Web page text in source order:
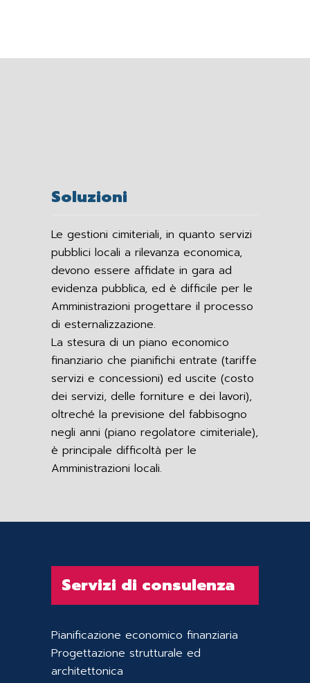
Soluzioni
Le gestioni cimiteriali, in quanto servizi
pubblici locali a rilevanza economica,
devono essere affidate in gara ad
evidenza pubblica, ed è difficile per le
Amministrazioni progettare il processo
di esternalizzazione.
La stesura di un piano economico
finanziario che pianifichi entrate (tariffe
servizi e concessioni) ed uscite (costo
dei servizi, delle forniture e dei lavori),
oltreché la previsione del fabbisogno
negli anni (piano regolatore cimiteriale),
è principale difficoltà per le
Amministrazioni locali.
Servizi di consulenza
Pianificazione economico finanziaria
Progettazione strutturale ed
architettonica